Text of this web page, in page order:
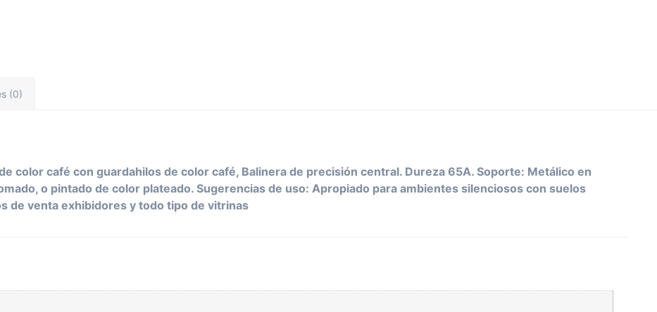
(0)
color café con guardahilos de color café, Balinera de precisión central. Dureza 65A. Soporte: Metálico en
o pintado de color plateado. Sugerencias de uso: Apropiado para ambientes silenciosos con suelos
de venta exhibidores y todo tipo de vitrinas